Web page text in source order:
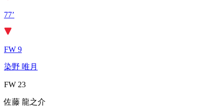
77’
FW 9
染野 唯月
FW 23
佐藤 龍之介